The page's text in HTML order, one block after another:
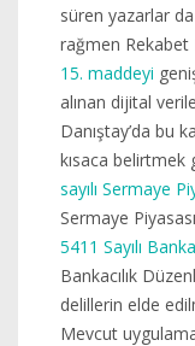
süren yazarlar
rağmen Rekabet
15. maddeyi
alınan dijital
Danıştay’da bu
kısaca belirtmek
sayılı Sermaye
Sermaye
5411 Sayılı
Bankacılık
delillerin elde
Mevcut